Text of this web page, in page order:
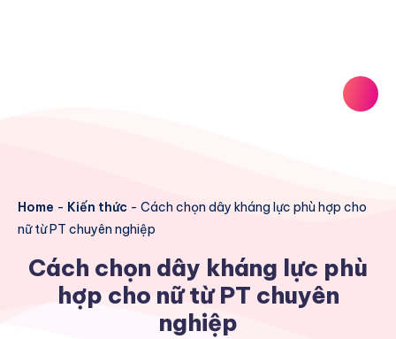
Home - Kiến thức - Cách chọn dây kháng lực phù hợp cho
nữ từ PT chuyên nghiệp
Cách chọn dây kháng lực phù
hợp cho nữ từ PT chuyên
nghiệp